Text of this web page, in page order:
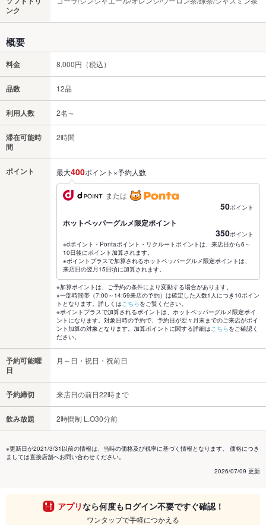
ンク
概要
料金 8,000円（税込）
品数 12品
利用人数 2名～
滞在可能時
間
2時間
ポイント 最大400ポイント×予約人数
または
50ポイント
ホットペッパーグルメ限定ポイント
350ポイント
※dポイント・Pontaポイント・リクルートポイントは、来店日から6～
10日後にポイント加算されます。
※ポイントプラスで加算されるホットペッパーグルメ限定ポイントは、
来店日の翌月15日頃に加算されます。
※加算ポイントは、ご予約の条件により変動する場合があります。
※一部時間帯（7:00～14:59来店の予約）は確定した人数1人につき10ポイン
トとなります。詳しくはこちらをご覧ください。
※ポイントプラスで加算されるポイントは、ホットペッパーグルメ限定ポイ
ントになります。対象日時の予約で、予約日が翌々月末までのご来店がポイ
ント加算の対象となります。加算ポイントに関する詳細はこちらをご確認く
ださい。
予約可能曜
日
月～日・祝日・祝前日
予約締切 来店日の前日22時まで
飲み放題 2時間制 L.O30分前
※更新日が2021/3/31以前の情報は、当時の価格及び税率に基づく情報となります。 価格につき
ましては直接店舗へお問い合わせください。
2026/07/09 更新
アプリなら何度もログイン不要ですぐ確認！
ワンタップで手軽につかえる